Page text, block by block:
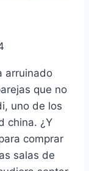
arruinado
que no
uno de los
china. ¿Y
comprar
salas de